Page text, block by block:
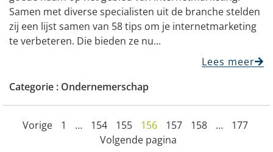
Samen met diverse specialisten uit de branche stelden
zij een lijst samen van 58 tips om je internetmarketing
te verbeteren. Die bieden ze nu...
Lees meer
Categorie : Ondernemerschap
Vorige 1 … 154 155 156 157 158 …
177
Volgende pagina